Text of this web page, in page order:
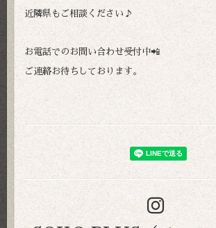
近隣県もご相談ください♪
お電話でのお問い合わせ受付中📲
ご連絡お待ちしております。